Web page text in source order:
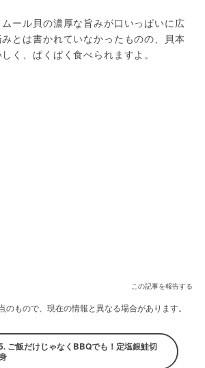
ール貝の濃厚な旨みが口いっぱいに広
とは書かれていなかったものの、貝本
く、ぱくぱく食べられますよ。
この記事を報告する
のもので、現在の情報と異なる場合があります。
ご飯だけじゃなくBBQでも！定塩銀鮭切